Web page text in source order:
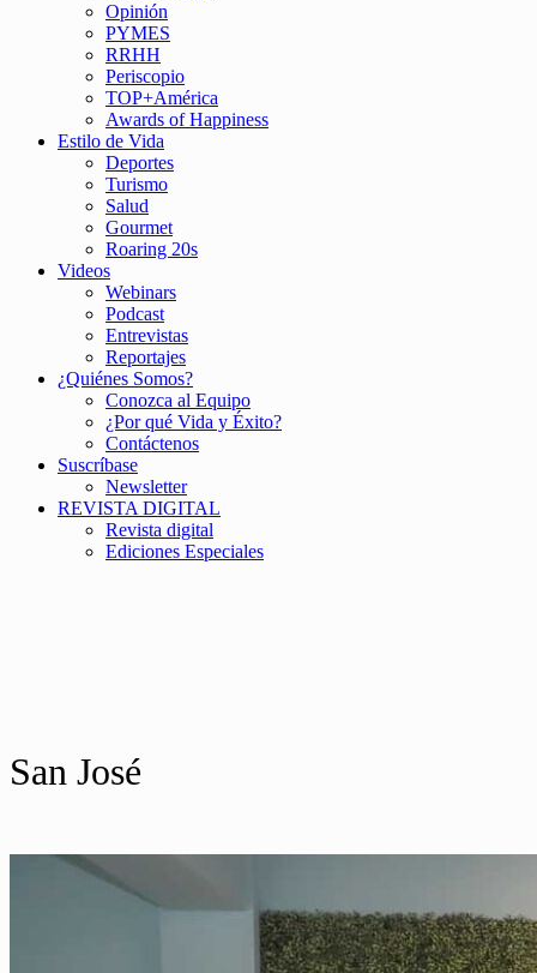
Opinión
PYMES
RRHH
Periscopio
TOP+América
Awards of Happiness
Estilo de Vida
Deportes
Turismo
Salud
Gourmet
Roaring 20s
Videos
Webinars
Podcast
Entrevistas
Reportajes
¿Quiénes Somos?
Conozca al Equipo
¿Por qué Vida y Éxito?
Contáctenos
Suscríbase
Newsletter
REVISTA DIGITAL
Revista digital
Ediciones Especiales
San José